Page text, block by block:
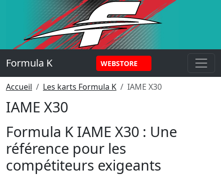
Panneau de gestion des cookies
Formula K WEBSTORE
Accueil Les karts Formula K IAME X30
IAME X30
Formula K IAME X30 : Une
référence pour les
compétiteurs exigeants